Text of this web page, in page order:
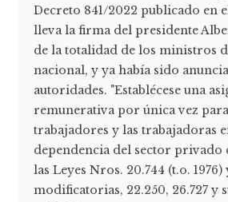
Decreto 841/2022 publicado en
lleva la firma del presidente
de la totalidad de los ministros
nacional, y ya había sido
autoridades. "Establécese una
remunerativa por única vez
trabajadores y las trabajadoras
dependencia del sector privado
las Leyes Nros. 20.744 (t.o. 1976)
modificatorias, 22.250, 26.727 y